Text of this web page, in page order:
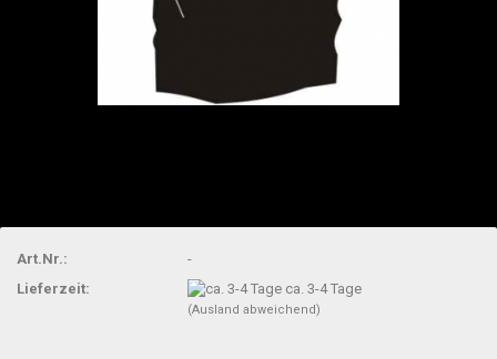
Art.Nr.:
-
Lieferzeit:
ca. 3-4 Tage
(Ausland abweichend)